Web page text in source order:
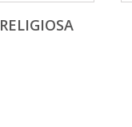
RELIGIOSA